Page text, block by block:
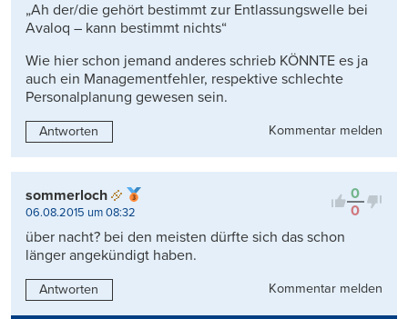
„Ah der/die gehört bestimmt zur Entlassungswelle bei
Avaloq – kann bestimmt nichts“
Wie hier schon jemand anderes schrieb KÖNNTE es ja
auch ein Managementfehler, respektive schlechte
Personalplanung gewesen sein.
Antworten Kommentar melden
0
0
sommerloch
06.08.2015 um 08:32
über nacht? bei den meisten dürfte sich das schon
länger angekündigt haben.
Antworten Kommentar melden